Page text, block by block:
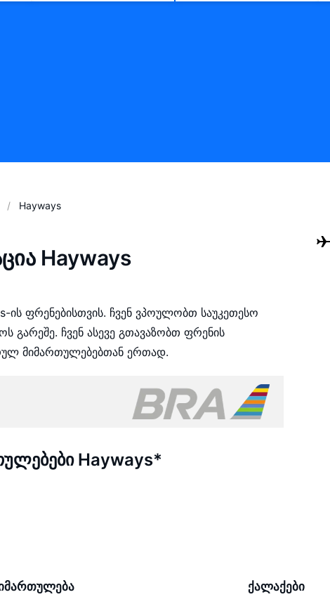
Hayways
Hayways
ფრენებისთვის. ჩვენ ვპოულობთ საუკეთესო
გარეშე. ჩვენ ასევე გთავაზობთ ფრენის
მიმართულებებთან ერთად.
Hayways*
ქალაქები